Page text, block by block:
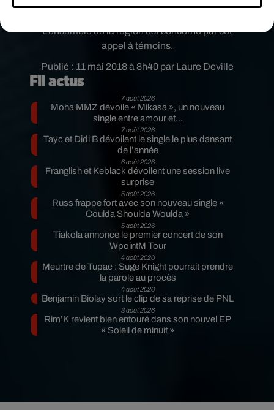
Publié : 11 mai 2018 à 8h40 par Laure Deville
L’ensemble de la région est concerné par cet
appel à témoins.
Fil actus
7 août 2026
Moha MMZ dévoile « Mikasa », un nouveau
single entre amour et...
7 août 2026
Tayc et Didi B dévoilent le single le plus dansant
de l’année
6 août 2026
Franglish et Keblack dévoilent une session live
surprise
5 août 2026
Russ frappe fort avec son nouveau single «
Coulda Shoulda Woulda »
5 août 2026
Tiakola annonce le premier concert de son
WpointM Tour
4 août 2026
Meurtre de Tupac : Suge Knight pourrait prendre
la parole au procès
4 août 2026
Benjamin Biolay sort le clip de sa reprise de PNL
3 août 2026
Rim’K revient bien entouré dans son nouvel EP
« Soleil de minuit »